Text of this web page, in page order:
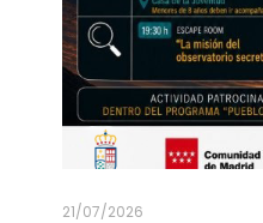
21/07/2026